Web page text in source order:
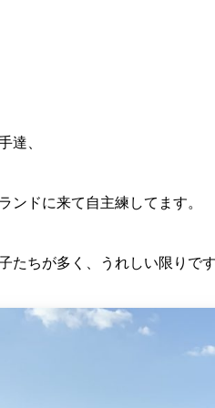
達、
ンドに来て自主練してます。
たちが多く、うれしい限りで